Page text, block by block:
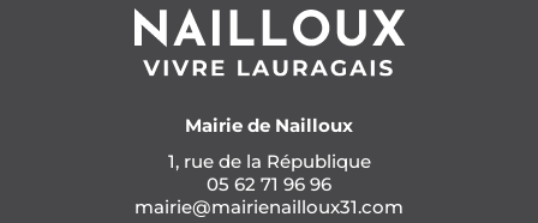
Mairie de Nailloux
1, rue de la République
05 62 71 96 96
mairie@mairienailloux31.com